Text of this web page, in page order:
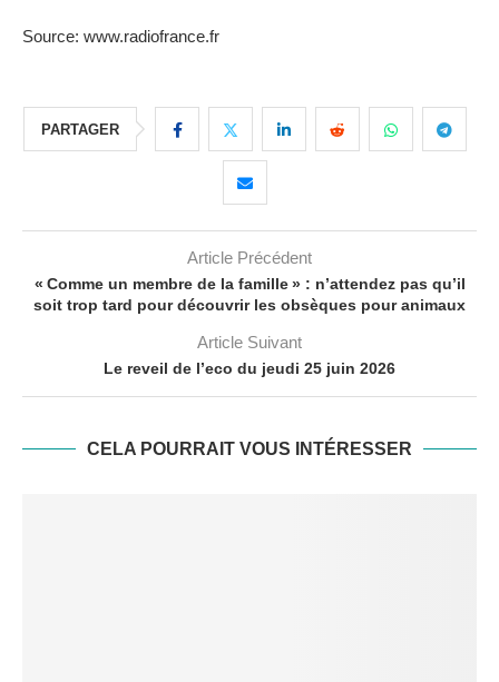
Source: www.radiofrance.fr
PARTAGER
Article Précédent
« Comme un membre de la famille » : n’attendez pas qu’il
soit trop tard pour découvrir les obsèques pour animaux
Article Suivant
Le reveil de l’eco du jeudi 25 juin 2026
CELA POURRAIT VOUS INTÉRESSER